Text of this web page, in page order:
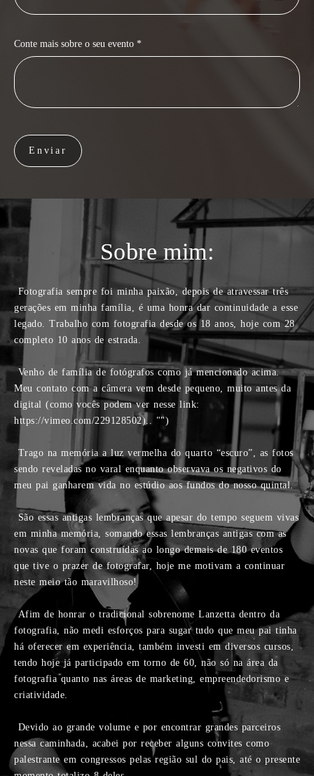
Conte mais sobre o seu evento *
Enviar
Sobre mim:
Fotografia sempre foi minha paixão, depois de atravessar três
gerações em minha família, é uma honra dar continuidade a esse
legado. Trabalho com fotografia desde os 18 anos, hoje com 28
completo 10 anos de estrada.
Venho de família de fotógrafos como já mencionado acima.
Meu contato com a câmera vem desde pequeno, muito antes da
digital (como vocês podem ver nesse link:
https://vimeo.com/229128502).. "‌")
Trago na memória a luz vermelha do quarto “escuro”, as fotos
sendo reveladas no varal enquanto observava os negativos do
meu pai ganharem vida no estúdio aos fundos do nosso quintal.
São essas antigas lembranças que apesar do tempo seguem vivas
em minha memória, somando essas lembranças antigas com as
novas que foram construídas ao longo demais de 180 eventos
que tive o prazer de fotografar, hoje me motivam a continuar
neste meio tão maravilhoso!
Afim de honrar o tradicional sobrenome Lanzetta dentro da
fotografia, não medi esforços para sugar tudo que meu pai tinha
há oferecer em experiência, também investi em diversos cursos,
tendo hoje já participado em torno de 60, não só na área da
fotografia quanto nas áreas de marketing, empreendedorismo e
criatividade.
Devido ao grande volume e por encontrar grandes parceiros
nessa caminhada, acabei por receber alguns convites como
palestrante em congressos pelas região sul do pais, até o presente